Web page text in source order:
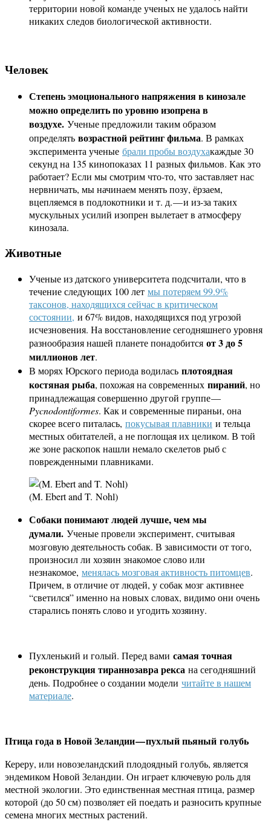
территории новой команде ученых не удалось найти
никаких следов биологической активности.
Человек
Степень эмоционального напряжения в кинозале
можно определить по уровню изопрена в
воздухе. Ученые предложили таким образом
определять возрастной рейтинг фильма. В рамках
эксперимента ученые брали пробы воздухакаждые 30
секунд на 135 кинопоказах 11 разных фильмов. Как это
работает? Если мы смотрим что-то, что заставляет нас
нервничать, мы начинаем менять позу, ёрзаем,
вцепляемся в подлокотники и т. д. — и из-за таких
мускульных усилий изопрен вылетает в атмосферу
кинозала.
Животные
Ученые из датского университета подсчитали, что в
течение следующих 100 лет мы потеряем 99.9%
таксонов, находящихся сейчас в критическом
состоянии, и 67% видов, находящихся под угрозой
исчезновения. На восстановление сегодняшнего уровня
разнообразия нашей планете понадобится от 3 до 5
миллионов лет.
В морях Юрского периода водилась плотоядная
костяная рыба, похожая на современных пираний, но
принадлежащая совершенно другой группе —
Pycnodontiformes. Как и современные пираньи, она
скорее всего питалась, покусывая плавники и тельца
местных обитателей, а не поглощая их целиком. В той
же зоне раскопок нашли немало скелетов рыб с
поврежденными плавниками.
(M. Ebert and T. Nohl)
Собаки понимают людей лучше, чем мы
думали. Ученые провели эксперимент, считывая
мозговую деятельность собак. В зависимости от того,
произносил ли хозяин знакомое слово или
незнакомое, менялась мозговая активность питомцев.
Причем, в отличие от людей, у собак мозг активнее
“светился” именно на новых словах, видимо они очень
старались понять слово и угодить хозяину.
Пухленький и голый. Перед вами самая точная
реконструкция тираннозавра рекса на сегодняшний
день. Подробнее о создании модели читайте в нашем
материале.
Птица года в Новой Зеландии — пухлый пьяный голубь
Кереру, или новозеландский плодоядный голубь, является
эндемиком Новой Зеландии. Он играет ключевую роль для
местной экологии. Это единственная местная птица, размер
которой (до 50 см) позволяет ей поедать и разносить крупные
семена многих местных растений.